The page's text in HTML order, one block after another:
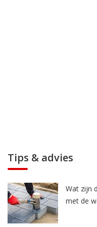
Tips & advies
Wat zijn
met de